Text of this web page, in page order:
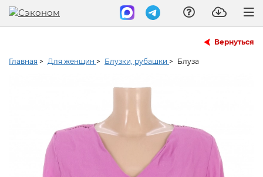
Вернуться
Главная > Для женщин > Блузки, рубашки > Блуза